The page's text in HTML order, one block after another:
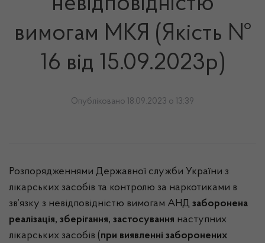
вимогам МКЯ (Якість №
16 від 15.09.2023р)
Опубліковано 18.09.2023 о 13:39
Розпорядженнями Державної служби України з
лікарських засобів та контролю за наркотиками в
зв’язку з невідповідністю вимогам АНД заборонена
реалізація, зберігання, застосування наступних
лікарських засобів (при виявленні заборонених